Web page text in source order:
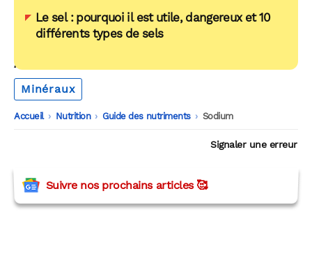
Le sel : pourquoi il est utile, dangereux et 10
différents types de sels
AUTOUR DU MÊME THÈME
Minéraux
Accueil -
Nutrition -
Guide des nutriments -
Sodium
Signaler une erreur
Suivre nos prochains articles 🥰